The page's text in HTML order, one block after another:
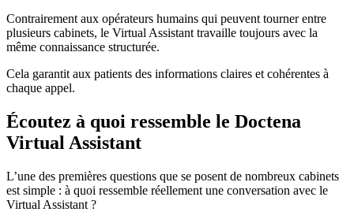
Contrairement aux opérateurs humains qui peuvent tourner entre
plusieurs cabinets, le Virtual Assistant travaille toujours avec la
même connaissance structurée.
Cela garantit aux patients des informations claires et cohérentes à
chaque appel.
Écoutez à quoi ressemble le Doctena
Virtual Assistant
L’une des premières questions que se posent de nombreux cabinets
est simple : à quoi ressemble réellement une conversation avec le
Virtual Assistant ?